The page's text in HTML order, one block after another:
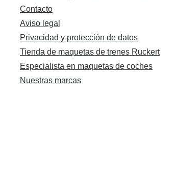
Contacto
Aviso legal
Privacidad y protección de datos
Tienda de maquetas de trenes Ruckert
Especialista en maquetas de coches
Nuestras marcas